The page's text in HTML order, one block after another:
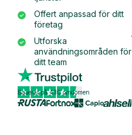
Offert anpassad för ditt
företag
Utforska
användningsområden för
ditt team
Baserat på 430 omdömen